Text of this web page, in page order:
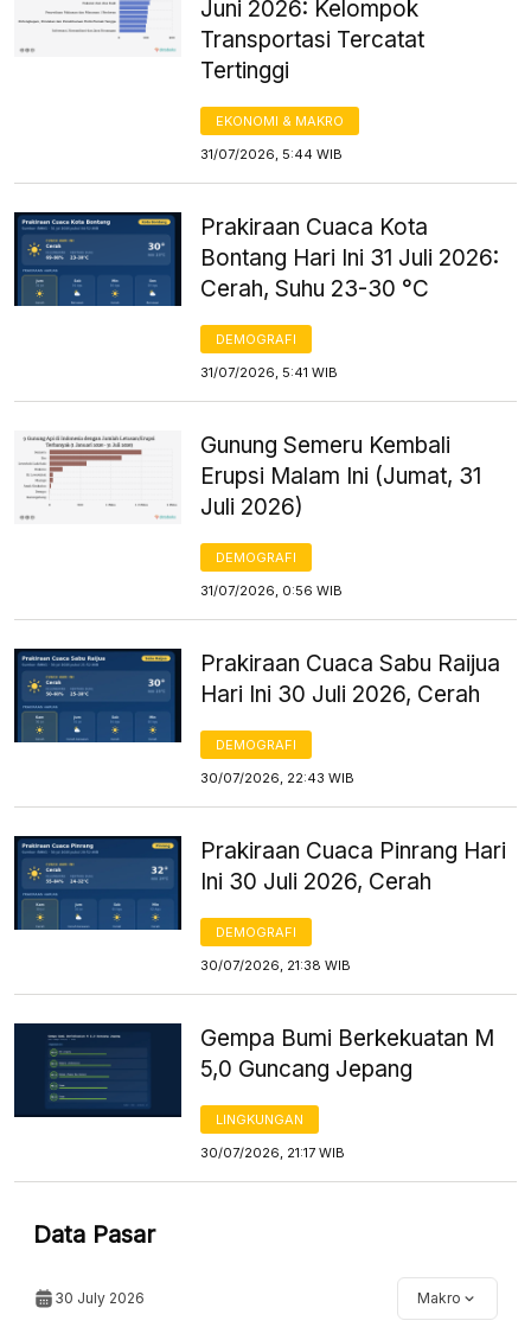
Juni 2026: Kelompok
Transportasi Tercatat
Tertinggi
EKONOMI & MAKRO
31/07/2026, 5:44 WIB
Prakiraan Cuaca Kota
Bontang Hari Ini 31 Juli 2026:
Cerah, Suhu 23-30 °C
DEMOGRAFI
31/07/2026, 5:41 WIB
Gunung Semeru Kembali
Erupsi Malam Ini (Jumat, 31
Juli 2026)
DEMOGRAFI
31/07/2026, 0:56 WIB
Prakiraan Cuaca Sabu Raijua
Hari Ini 30 Juli 2026, Cerah
DEMOGRAFI
30/07/2026, 22:43 WIB
Prakiraan Cuaca Pinrang Hari
Ini 30 Juli 2026, Cerah
DEMOGRAFI
30/07/2026, 21:38 WIB
Gempa Bumi Berkekuatan M
5,0 Guncang Jepang
LINGKUNGAN
30/07/2026, 21:17 WIB
Data Pasar
30 July 2026 Makro